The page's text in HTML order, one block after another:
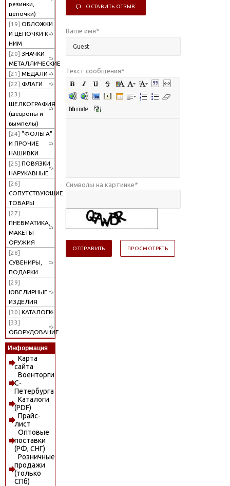
резинки,
цепочки)
[19] ОБЛОЖКИ
И ЦЕПОЧКИ К
НИМ
[20] ЗНАЧКИ
МЕТАЛЛИЧЕСКИЕ
[21] МЕДАЛИ
[22] ФЛАГИ
[23]
ШЕЛКОГРАФИЯ
(шевроны и
вымпелы)
[24] "ФОЛЬГА"
И ПРОЧИЕ
НАШИВКИ
[25] ПОВЯЗКИ
НАРУКАВНЫЕ
[26]
СОПУТСТВУЮЩИЕ
ТОВАРЫ
[27]
ПНЕВМАТИКА,
МАКЕТЫ
ОРУЖИЯ
[28]
СУВЕНИРЫ,
ПОДАРКИ
[29]
ЮВЕЛИРНЫЕ
ИЗДЕЛИЯ
[30] КАТАЛОГИ
[33]
ОБОРУДОВАНИЕ
Информация
Карта
сайта
Военторги
С-
Петербурга
Каталоги
(PDF)
Прайс-
лист
Оптовые
поставки
(РФ, СНГ)
Розничные
продажи
(только
СПб)
ОСТАВИТЬ ОТЗЫВ
Ваше имя*
Текст сообщения*
Символы на картинке*